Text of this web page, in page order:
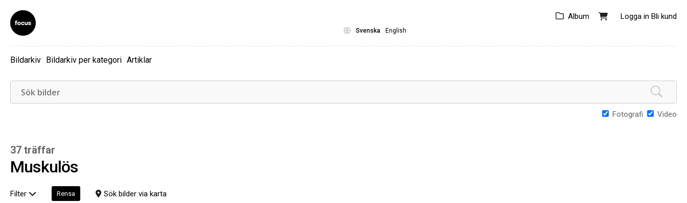
Logga in Bli kund
Album
Svenska English
Bildarkiv Bildarkiv per kategori Artiklar
Fotografi Video
37 träffar
Muskulös
Filter Rensa Sök bilder via karta